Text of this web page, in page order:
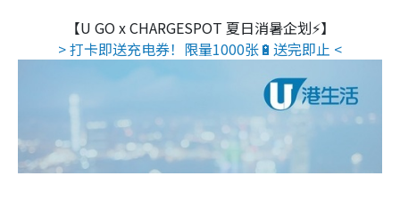
【U GO x CHARGESPOT 夏日消暑企划⚡】
> 打卡即送充电券！限量1000张🔋送完即止 <